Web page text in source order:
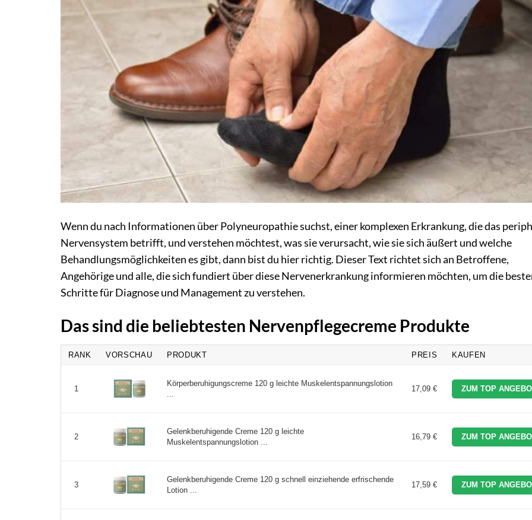
Wenn du nach Informationen über Polyneuropathie suchst, einer komplexen Erkrankung, die das
Nervensystem betrifft, und verstehen möchtest, was sie verursacht, wie sie sich äußert und welche
Behandlungsmöglichkeiten es gibt, dann bist du hier richtig. Dieser Text richtet sich an Betroffene,
Angehörige und alle, die sich fundiert über diese Nervenerkrankung informieren möchten, um die
Schritte für Diagnose und Management zu verstehen.
Das sind die beliebtesten Nervenpflegecreme Produkte
RANK VORSCHAU PRODUKT PREIS KAUFEN
1
Körperberuhigungscreme 120 g leichte Muskelentspannungslotion
...
17,09 € ZUM TOP
2
Gelenkberuhigende Creme 120 g leichte
Muskelentspannungslotion ...
16,79 € ZUM TOP
3
Gelenkberuhigende Creme 120 g schnell einziehende erfrischende
Lotion ...
17,59 € ZUM TOP